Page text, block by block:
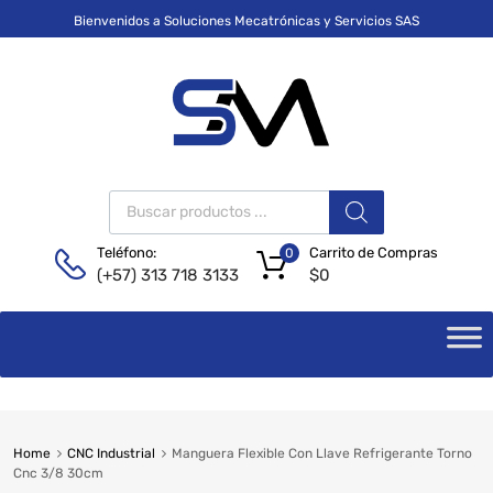
Bienvenidos a Soluciones Mecatrónicas y Servicios SAS
Teléfono:
(+57) 313 718 3133
Carrito de Compras
$0
0
Home CNC Industrial
Manguera Flexible Con Llave Refrigerante Torno
Cnc 3/8 30cm